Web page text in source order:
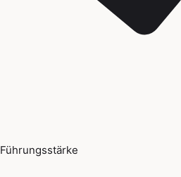
Führungsstärke